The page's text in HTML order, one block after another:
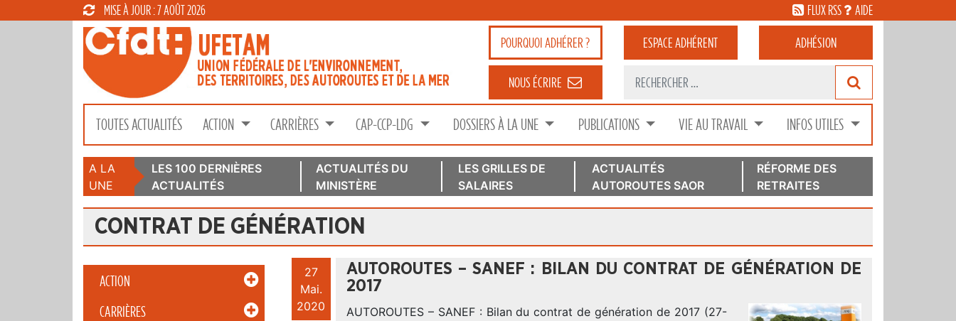
MISE À JOUR : 7 AOÛT 2026 FLUX RSS AIDE
POURQUOIADHÉRER ? ESPACEADHÉRENT ADHÉSION
NOUS ÉCRIRE
TOUTES ACTUALITÉS ACTION CARRIÈRES CAP-CCP-LDG DOSSIERS À LA UNE PUBLICATIONS VIE AU TRAVAIL INFOS UTILES
A LA
UNE
LES 100 DERNIÈRES
ACTUALITÉS
ACTUALITÉS DU
MINISTÈRE
LES GRILLES DE
SALAIRES
ACTUALITÉS
AUTOROUTES SAOR
RÉFORME DES
RETRAITES
CONTRAT DE GÉNÉRATION
ACTION
CARRIÈRES
27
Mai.
2020
AUTOROUTES – SANEF : BILAN DU CONTRAT DE GÉNÉRATION DE
2017
AUTOROUTES – SANEF : Bilan du contrat de génération de 2017 (27-